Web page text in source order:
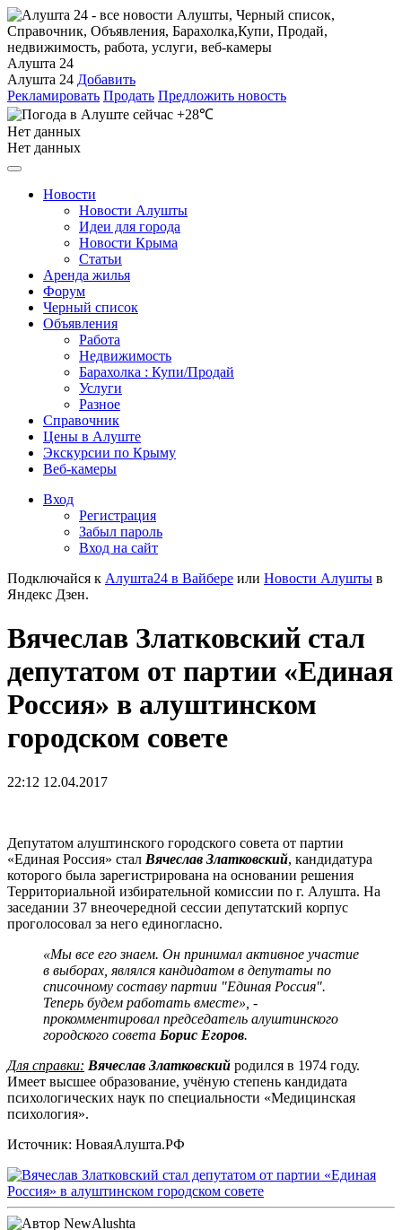
Алушта 24
Алушта 24 Добавить
Рекламировать Продать Предложить новость
+28℃
Нет данных
Нет данных
Новости
Новости Алушты
Идеи для города
Новости Крыма
Статьи
Аренда жилья
Форум
Черный список
Объявления
Работа
Недвижимость
Барахолка : Купи/Продай
Услуги
Разное
Справочник
Цены в Алуште
Экскурсии по Крыму
Веб-камеры
Вход
Регистрация
Забыл пароль
Вход на сайт
Подключайся к Алушта24 в Вайбере или Новости Алушты в
Яндекс Дзен.
Вячеслав Златковский стал
депутатом от партии «Единая
Россия» в алуштинском
городском совете
22:12 12.04.2017
Депутатом алуштинского городского совета от партии
«Единая Россия» стал Вячеслав Златковский, кандидатура
которого была зарегистрирована на основании решения
Территориальной избирательной комиссии по г. Алушта. На
заседании 37 внеочередной сессии депутатский корпус
проголосовал за него единогласно.
«Мы все его знаем. Он принимал активное участие
в выборах, являлся кандидатом в депутаты по
списочному составу партии "Единая Россия".
Теперь будем работать вместе», -
прокомментировал председатель алуштинского
городского совета Борис Егоров.
Для справки: Вячеслав Златковский родился в 1974 году.
Имеет высшее образование, учёную степень кандидата
психологических наук по специальности «Медицинская
психология».
Источник: НоваяАлушта.РФ